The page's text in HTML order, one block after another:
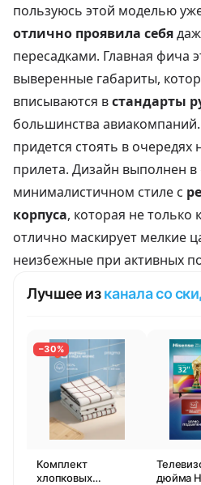
пользуюсь этой моделью
отлично проявила себя
пересадками. Главная фича
выверенные габариты,
вписываются встандарты
большинства
придется стоять в
прилета. Дизайн выполнен
минималистичном стиле с
корпуса, которая не только
отлично маскирует мелкие
неизбежные при активных
Лучшее изканала со
−30%
Комплект
хлопковых
дюйма